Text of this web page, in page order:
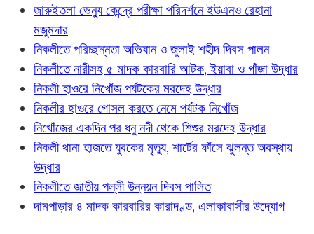
জারুইতলা ভেন্যু কেন্দ্রে পরীক্ষা পরিদর্শনে ইউএনও রেহানা
মজুমদার
নিকলীতে পরিচ্ছন্নতা অভিযান ও জুলাই শহীদ দিবস পালন
নিকলীতে নারীসহ ৫ মাদক কারবারি আটক, ইয়াবা ও গাঁজা উদ্ধার
নিকলী হাওরে নিখোঁজ পর্যটকের মরদেহ উদ্ধার
নিকলীর হাওরে গোসল করতে নেমে পর্যটক নিখোঁজ
নিখোঁজের একদিন পর ধনু নদী থেকে শিশুর মরদেহ উদ্ধার
নিকলী থানা হাজতে যুবকের মৃত্যু, শার্টের ফাঁসে ঝুলন্ত অবস্থায়
উদ্ধার
নিকলীতে জাতীয় পল্লী উন্নয়ন দিবস পালিত
দামপাড়ার ৪ মাদক কারবারির কারাদণ্ড, এলাকাবাসীর উদ্যোগ